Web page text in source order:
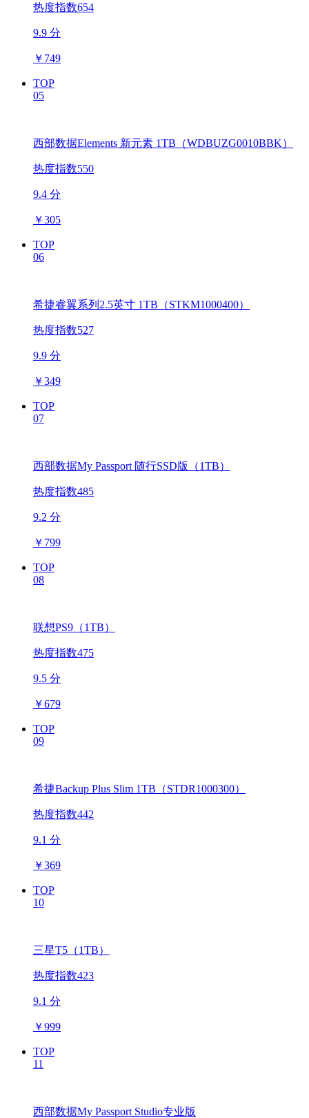
热度指数654
9.9 分
￥ 749
TOP
05
西部数据Elements 新元素 1TB（WDBUZG0010BBK）
热度指数550
9.4 分
￥305
TOP
06
希捷睿翼系列2.5英寸 1TB（STKM1000400）
热度指数527
9.9 分
￥349
TOP
07
西部数据My Passport 随行SSD版（1TB）
热度指数485
9.2 分
￥ 799
TOP
08
联想PS9（1TB）
热度指数475
9.5 分
￥679
TOP
09
希捷Backup Plus Slim 1TB（STDR1000300）
热度指数442
9.1 分
￥369
TOP
10
三星T5（1TB）
热度指数423
9.1 分
￥999
TOP
11
西部数据My Passport Studio专业版